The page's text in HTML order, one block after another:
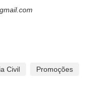
Civil Promoções